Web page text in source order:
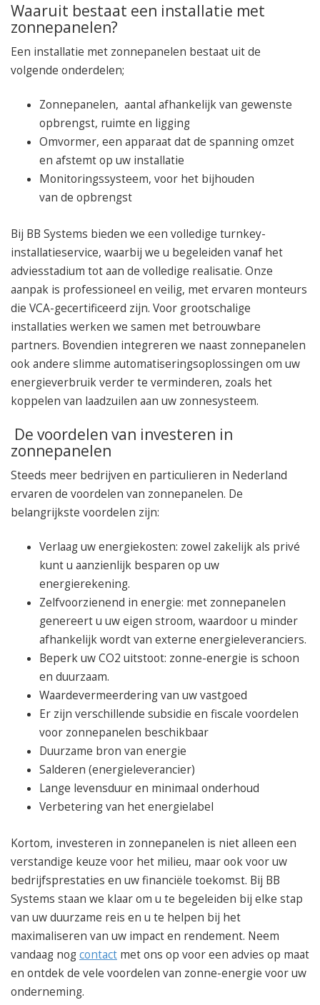
Waaruit bestaat een installatie met
zonnepanelen?
Een installatie met zonnepanelen bestaat uit de
volgende onderdelen;
Zonnepanelen, aantal afhankelijk van gewenste
opbrengst, ruimte en ligging
Omvormer, een apparaat dat de spanning omzet
en afstemt op uw installatie
Monitoringssysteem, voor het bijhouden
van de opbrengst
Bij BB Systems bieden we een volledige turnkey-
installatieservice, waarbij we u begeleiden vanaf het
adviesstadium tot aan de volledige realisatie. Onze
aanpak is professioneel en veilig, met ervaren monteurs
die VCA-gecertificeerd zijn. Voor grootschalige
installaties werken we samen met betrouwbare
partners. Bovendien integreren we naast zonnepanelen
ook andere slimme automatiseringsoplossingen om uw
energieverbruik verder te verminderen, zoals het
koppelen van laadzuilen aan uw zonnesysteem.
De voordelen van investeren in
zonnepanelen
Steeds meer bedrijven en particulieren in Nederland
ervaren de voordelen van zonnepanelen. De
belangrijkste voordelen zijn:
Verlaag uw energiekosten: zowel zakelijk als privé
kunt u aanzienlijk besparen op uw
energierekening.
Zelfvoorzienend in energie: met zonnepanelen
genereert u uw eigen stroom, waardoor u minder
afhankelijk wordt van externe energieleveranciers.
Beperk uw CO2 uitstoot: zonne-energie is schoon
en duurzaam.
Waardevermeerdering van uw vastgoed
Er zijn verschillende subsidie en fiscale voordelen
voor zonnepanelen beschikbaar
Duurzame bron van energie
Salderen (energieleverancier)
Lange levensduuren minimaal onderhoud
Verbetering van het energielabel
Kortom, investeren in zonnepanelen is niet alleen een
verstandige keuze voor het milieu, maar ook voor uw
bedrijfsprestaties en uw financiële toekomst. Bij BB
Systems staan we klaar om u te begeleiden bij elke stap
van uw duurzame reis en u te helpen bij het
maximaliseren van uw impact en rendement. Neem
vandaag nogcontact met ons op voor een advies op maat
en ontdek de vele voordelen van zonne-energie voor uw
onderneming.